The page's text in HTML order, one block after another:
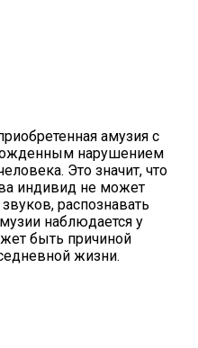
амузия с
нарушением
Это значит, что
индивид не может
распознавать
наблюдается у
быть причиной
жизни.